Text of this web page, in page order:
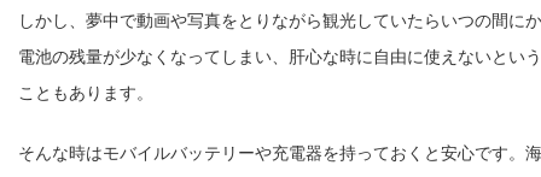
しかし、夢中で動画や写真をとりながら観光していたらいつの間にか
電池の残量が少なくなってしまい、肝心な時に自由に使えないという
こともあります。
そんな時はモバイルバッテリーや充電器を持っておくと安心です。海